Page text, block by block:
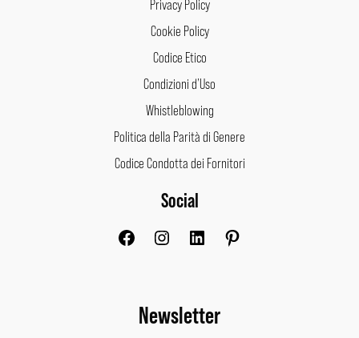
Privacy Policy
Cookie Policy
Codice Etico
Condizioni d’Uso
Whistleblowing
Politica della Parità di Genere
Codice Condotta dei Fornitori
Social
FacebookInstagram
Newsletter